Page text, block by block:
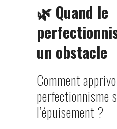
🌿 Quand le
un obstacle
Comment
perfectionnisme
l’épuisement ?